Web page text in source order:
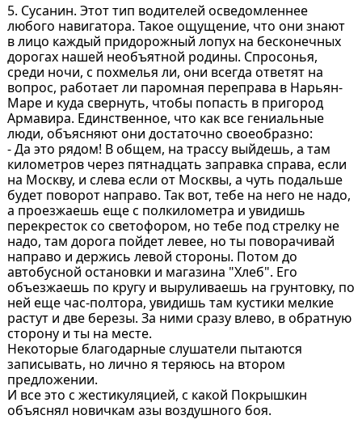
5. Сусанин. Этот тип водителей осведомленнее
любого навигатора. Такое ощущение, что они знают
в лицо каждый придорожный лопух на бесконечных
дорогах нашей необъятной родины. Спросонья,
среди ночи, с похмелья ли, они всегда ответят на
вопрос, работает ли паромная переправа в Нарьян-
Маре и куда свернуть, чтобы попасть в пригород
Армавира. Единственное, что как все гениальные
люди, объясняют они достаточно своеобразно:
- Да это рядом! В общем, на трассу выйдешь, а там
километров через пятнадцать заправка справа, если
на Москву, и слева если от Москвы, а чуть подальше
будет поворот направо. Так вот, тебе на него не надо,
а проезжаешь еще с полкилометра и увидишь
перекресток со светофором, но тебе под стрелку не
надо, там дорога пойдет левее, но ты поворачивай
направо и держись левой стороны. Потом до
автобусной остановки и магазина "Хлеб". Его
объезжаешь по кругу и выруливаешь на грунтовку, по
ней еще час-полтора, увидишь там кустики мелкие
растут и две березы. За ними сразу влево, в обратную
сторону и ты на месте.
Некоторые благодарные слушатели пытаются
записывать, но лично я теряюсь на втором
предложении.
И все это с жестикуляцией, с какой Покрышкин
объяснял новичкам азы воздушного боя.